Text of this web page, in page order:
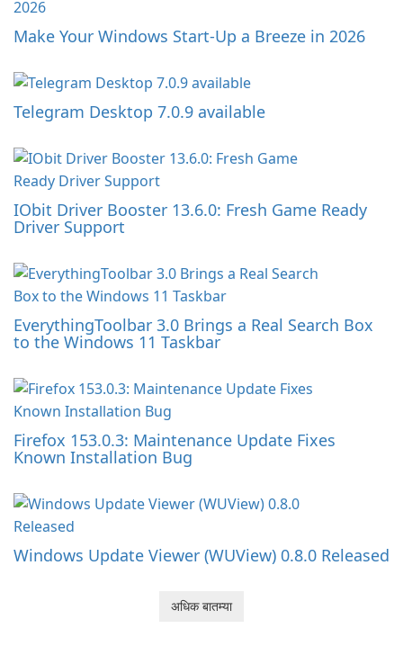
Make Your Windows Start-Up a Breeze in 2026
Telegram Desktop 7.0.9 available
IObit Driver Booster 13.6.0: Fresh Game Ready
Driver Support
EverythingToolbar 3.0 Brings a Real Search Box
to the Windows 11 Taskbar
Firefox 153.0.3: Maintenance Update Fixes
Known Installation Bug
Windows Update Viewer (WUView) 0.8.0 Released
अधिक बातम्या